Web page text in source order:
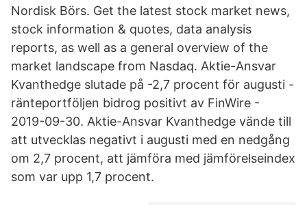
Nordisk Börs. Get the latest stock market news,
stock information & quotes, data analysis
reports, as well as a general overview of the
market landscape from Nasdaq. Aktie-Ansvar
Kvanthedge slutade på -2,7 procent för augusti -
ränteportföljen bidrog positivt av FinWire -
2019-09-30. Aktie-Ansvar Kvanthedge vände till
att utvecklas negativt i augusti med en nedgång
om 2,7 procent, att jämföra med jämförelseindex
som var upp 1,7 procent.